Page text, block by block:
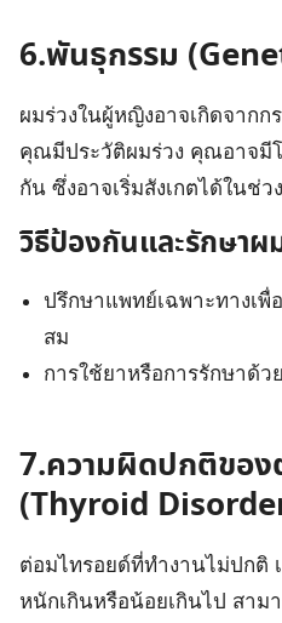
6.พันธุกรรม
ผมร่วงในผู้หญิงอาจเกิดจาก
คุณมีประวัติผมร่วง คุณอาจมี
กัน ซึ่งอาจเริ่มสังเกตได้ในช่ว
วิธีป้องกันและรักษาผ
ปรึกษาแพทย์เฉพาะทางเพื่
สม
การใช้ยาหรือการรักษาด้ว
7.ความผิดปกติของ
(Thyroid
ต่อมไทรอยด์ที่ทำงานไม่ปกติ
หนักเกินหรือน้อยเกินไป สาม